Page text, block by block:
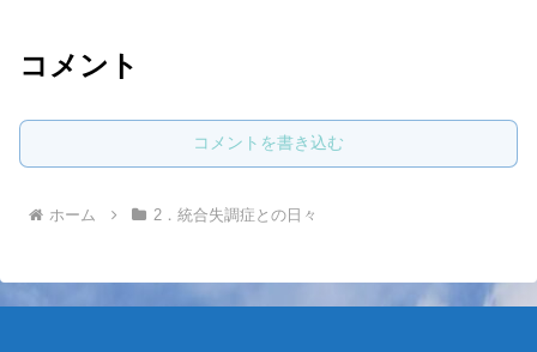
コメント
コメントを書き込む
ホーム 2．統合失調症との日々